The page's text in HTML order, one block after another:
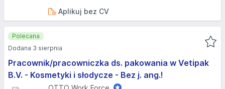
Aplikuj bez CV
Pracownik/pracowniczka ds. pakowania w Vetipak
B.V. - Kosmetyki i słodycze - Bez j. ang.!
Polecana
Dodana 3 sierpnia